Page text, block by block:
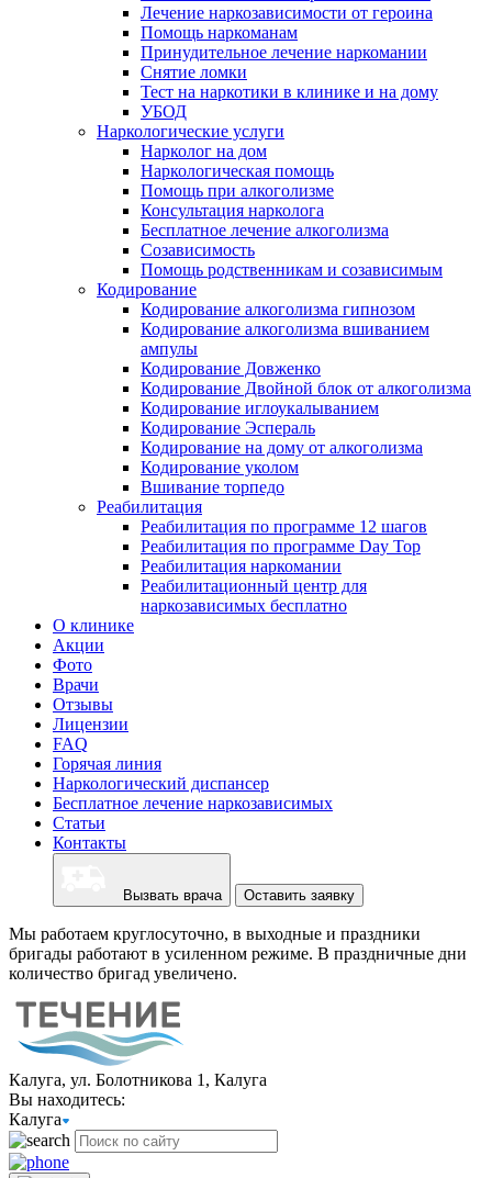
Лечение наркозависимости от героина
Помощь наркоманам
Принудительное лечение наркомании
Снятие ломки
Тест на наркотики в клинике и на дому
УБОД
Наркологические услуги
Нарколог на дом
Наркологическая помощь
Помощь при алкоголизме
Консультация нарколога
Бесплатное лечение алкоголизма
Созависимость
Помощь родственникам и созависимым
Кодирование
Кодирование алкоголизма гипнозом
Кодирование алкоголизма вшиванием
ампулы
Кодирование Довженко
Кодирование Двойной блок от алкоголизма
Кодирование иглоукалыванием
Кодирование Эспераль
Кодирование на дому от алкоголизма
Кодирование уколом
Вшивание торпедо
Реабилитация
Реабилитация по программе 12 шагов
Реабилитация по программе Day Top
Реабилитация наркомании
Реабилитационный центр для
наркозависимых бесплатно
О клинике
Акции
Фото
Врачи
Отзывы
Лицензии
FAQ
Горячая линия
Наркологический диспансер
Бесплатное лечение наркозависимых
Статьи
Контакты
Вызвать врача Оставить заявку
Мы работаем круглосуточно, в выходные и праздники
бригады работают в усиленном режиме. В праздничные дни
количество бригад увеличено.
Калуга, ул. Болотникова 1, Калуга
Вы находитесь:
Калуга